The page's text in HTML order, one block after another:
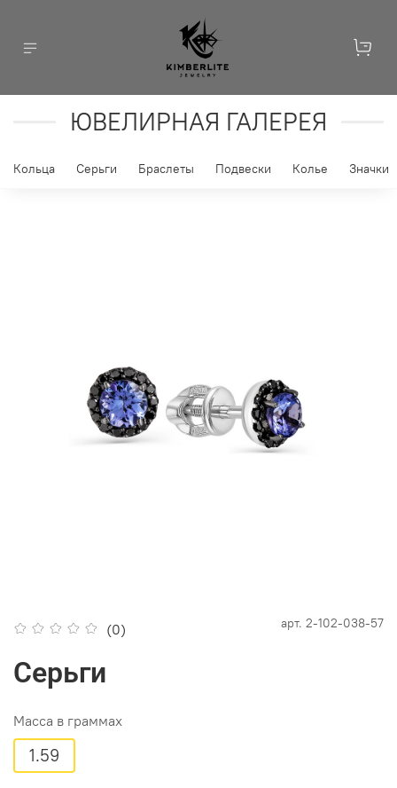
ЮВЕЛИРНАЯ ГАЛЕРЕЯ
Кольца Серьги Браслеты Подвески Колье Значки
(0) арт. 2-102-038-57
Серьги
Масса в граммах
1.59